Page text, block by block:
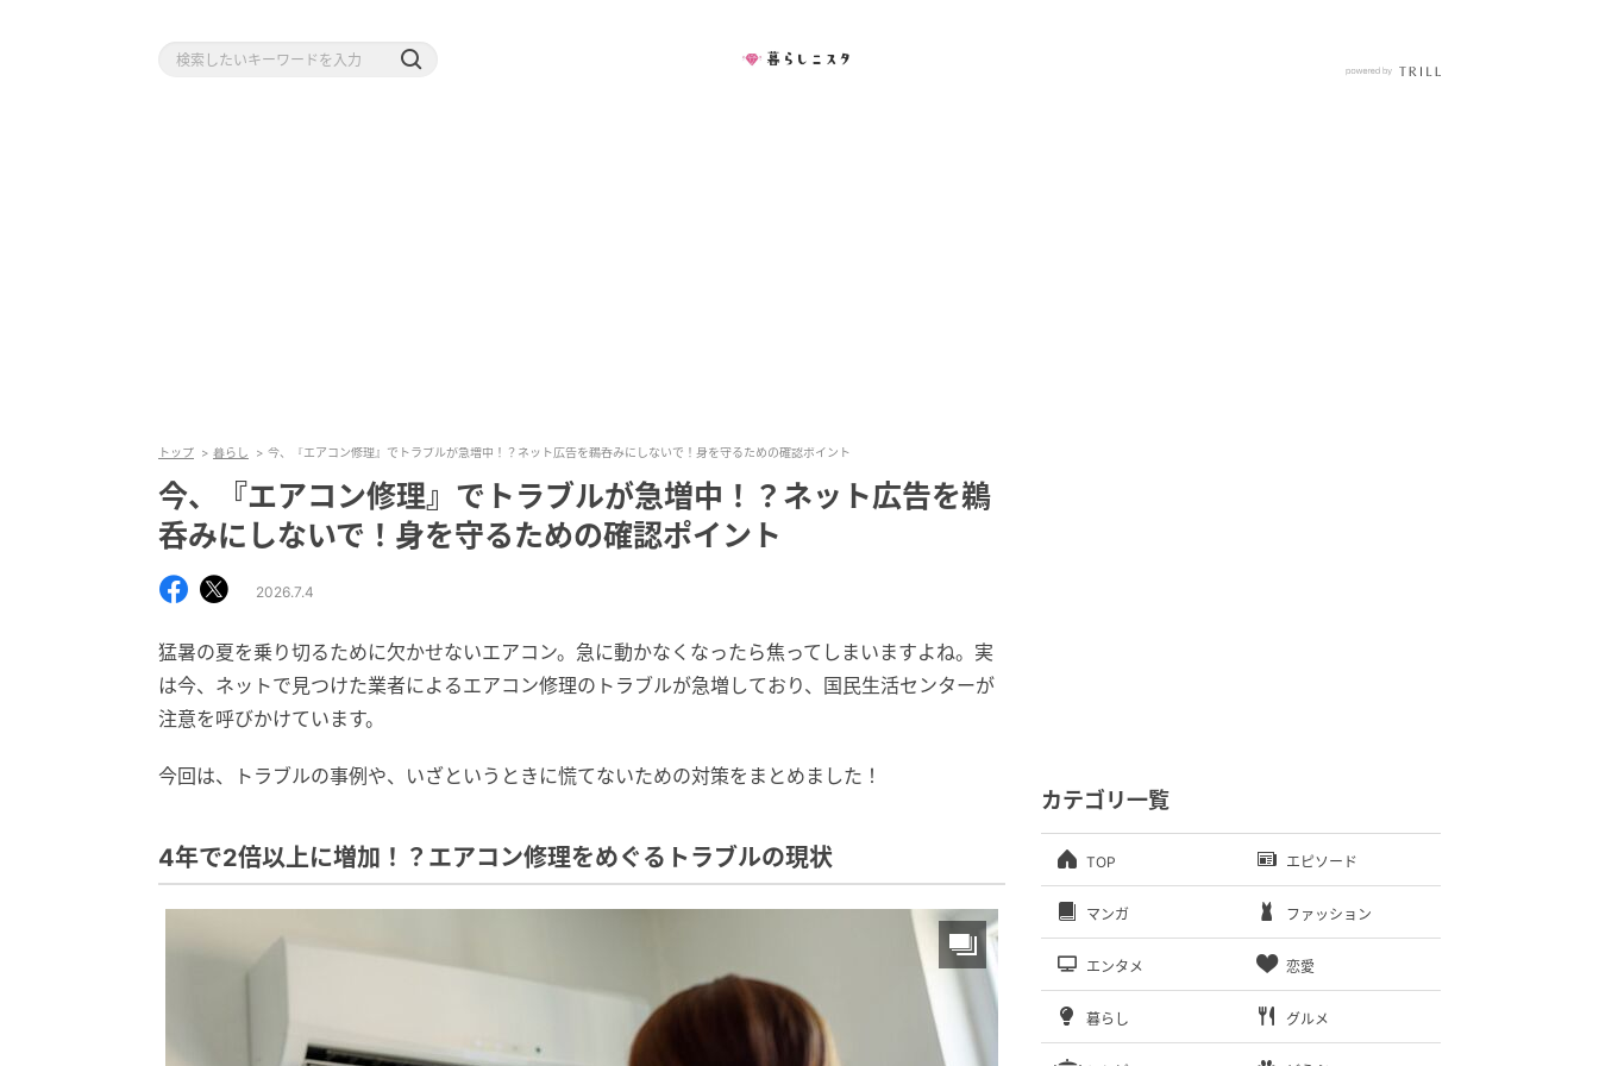
トップ 暮らし 今、『エアコン修理』でトラブルが急増中！？ネット広告を鵜呑みにしないで！身を守るための確認ポイント
今、『エアコン修理』でトラブルが急増中！？ネット広告を鵜
呑みにしないで！身を守るための確認ポイント
2026.7.4
猛暑の夏を乗り切るために欠かせないエアコン。急に動かなくなったら焦ってしまいますよね。実
は今、ネットで見つけた業者によるエアコン修理のトラブルが急増しており、国民生活センターが
注意を呼びかけています。
今回は、トラブルの事例や、いざというときに慌てないための対策をまとめました！
4年で2倍以上に増加！？エアコン修理をめぐるトラブルの現状
カテゴリ一覧
TOP エピソード
マンガ ファッション
エンタメ 恋愛
暮らし グルメ